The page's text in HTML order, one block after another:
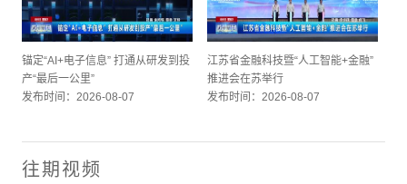
锚定“AI+电子信息” 打通从研发到投
产“最后一公里”
发布时间：2026-08-07
江苏省金融科技暨“人工智能+金融”
推进会在苏举行
发布时间：2026-08-07
往期视频